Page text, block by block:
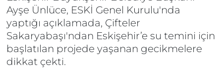
Ayşe Ünlüce, ESKİ Genel Kurulu'nda
yaptığı açıklamada, Çifteler
Sakaryabaşı'ndan Eskişehir’e su temini için
başlatılan projede yaşanan gecikmelere
dikkat çekti.